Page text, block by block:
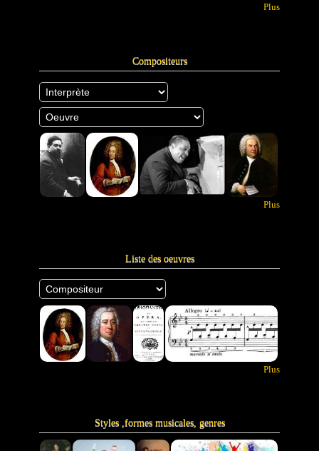
Plus
Compositeurs
Plus
Liste des oeuvres
Plus
Styles ,formes musicales, genres